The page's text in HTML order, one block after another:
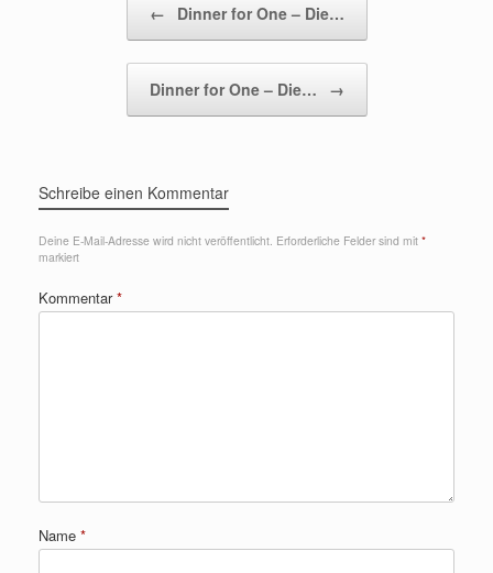
← Dinner for One – Die…
Dinner for One – Die… →
Schreibe einen Kommentar
Deine E-Mail-Adresse wird nicht veröffentlicht. Erforderliche Felder sind mit *
markiert
Kommentar*
Name *